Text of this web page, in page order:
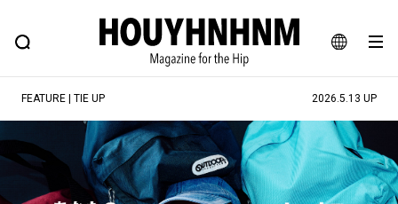
JA
EN
FEATURE BLOG SNAP
ヒップなファッション、カルチャー、ライフスタイルWEBマガジン
#注目のタグ
#SHOPPING ADDICT #憧れの逸品
FEATURE | TIE UP 2026.5.13 UP